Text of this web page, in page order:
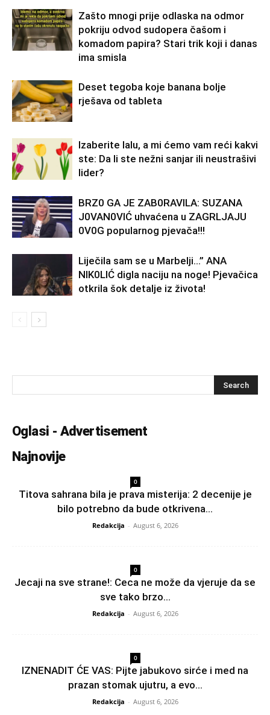
Zašto mnogi prije odlaska na odmor
pokriju odvod sudopera čašom i
komadom papira? Stari trik koji i danas
ima smisla
Deset tegoba koje banana bolje
rješava od tableta
Izaberite lalu, a mi ćemo vam reći kakvi
ste: Da li ste nežni sanjar ili neustrašivi
lider?
BRZ0 GA JE ZAB0RAVlLA: SUZANA
J0VAN0VIĆ uhvaćena u ZAGRLJAJU
0V0G popularnog pjevača!!!
Liječila sam se u Marbelji…” ANA
NlK0LlĆ digla naciju na noge! Pjevačica
otkrila šok detalje iz života!
Oglasi - Advertisement
Najnovije
0
Titova sahrana bila je prava misterija: 2 decenije je
bilo potrebno da bude otkrivena...
Redakcija - August 6, 2026
0
Jecaji na sve strane!: Ceca ne može da vjeruje da se
sve tako brzo...
Redakcija - August 6, 2026
0
IZNENADIT ĆE VAS: Pijte jabukovo sirće i med na
prazan stomak ujutru, a evo...
Redakcija - August 6, 2026